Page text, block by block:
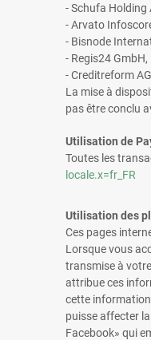
- Schufa Holding
- Arvato
- Bisnode
- Regis24 GmbH,
- Creditreform
La mise à
pas être conclu
Utilisation de
Toutes les
locale.x=fr_FR
Utilisation des
Ces pages
Lorsque vous
transmise à
attribue ces
cette information
puisse affecter
Facebook» qui